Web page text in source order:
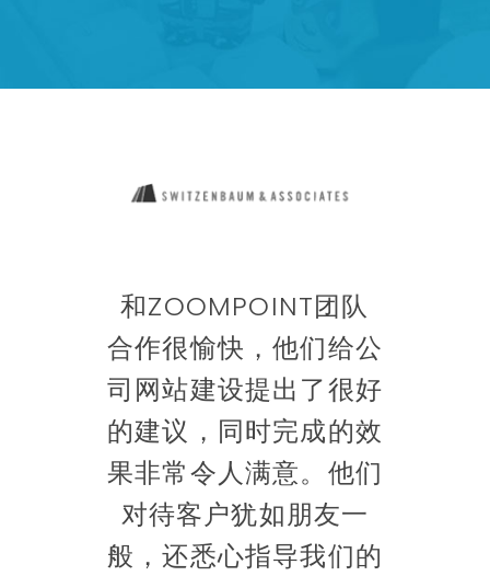
和ZOOMPOINT团队
合作很愉快，他们给公
司网站建设提出了很好
的建议，同时完成的效
果非常令人满意。他们
对待客户犹如朋友一
般，还悉心指导我们的